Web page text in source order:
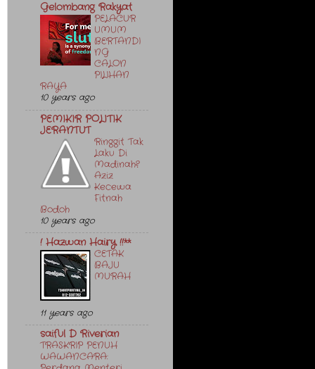
Gelombang Rakyat
PELACUR
UMUM
BERTANDI
NG
CALON
PILIHAN
RAYA
10 years ago
PEMIKIR POLITIK
JERANTUT
Ringgit Tak
Laku Di
Madinah?
Aziz
Kecewa
Fitnah
Bodoh
10 years ago
! Hazwan Hairy !!**
CETAK
BAJU
MURAH
11 years ago
saiful D Riverian
TRASKRIP PENUH
WAWANCARA: